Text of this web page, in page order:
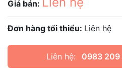
Giá bán:
Đơn hàng tối thiểu: Liên hệ
Liên hệ: 0983 209